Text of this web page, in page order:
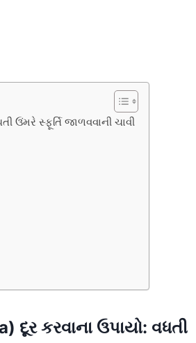
ઉંમરે સ્ફૂર્તિ જાળવવાની ચાવી
કરવાના ઉપાયો: વધતી